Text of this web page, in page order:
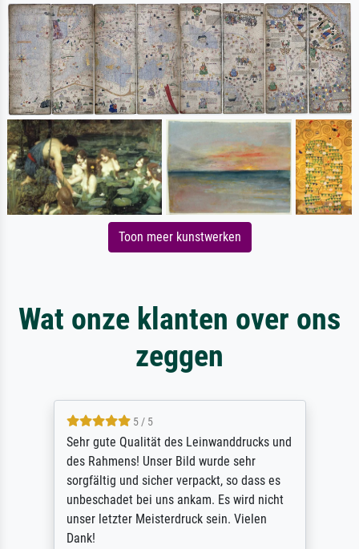
Toon meer kunstwerken
Wat onze klanten over ons
zeggen
5 / 5
Sehr gute Qualität des Leinwanddrucks und
des Rahmens! Unser Bild wurde sehr
sorgfältig und sicher verpackt, so dass es
unbeschadet bei uns ankam. Es wird nicht
unser letzter Meisterdruck sein. Vielen
Dank!